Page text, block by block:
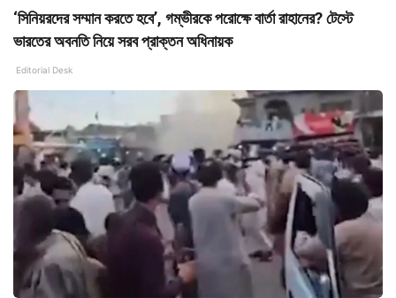
‘সিনিয়রদের সম্মান করতে হবে’, গম্ভীরকে পরোক্ষে বার্তা রাহানের? টেস্টে
ভারতের অবনতি নিয়ে সরব প্রাক্তন অধিনায়ক
Editorial Desk